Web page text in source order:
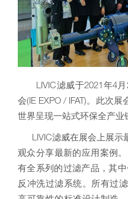
LIVIC滤威于2021年4月
会(IE EXPO / IFAT)。此次
世界呈现一站式环保全产业
LIVIC滤威在展会上展示
观众分享最新的应用案例
有全系列的过滤产品，其
反冲洗过滤系统。所有过